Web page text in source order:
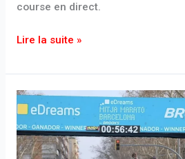
course en direct.
Lire la suite »
Semi
de
Barcelone
2026